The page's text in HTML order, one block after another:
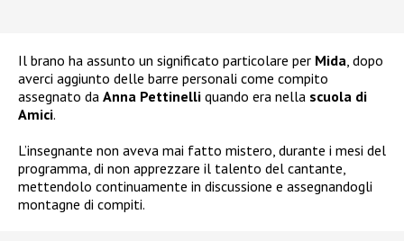
Il brano ha assunto un significato particolare per Mida , dopo
averci aggiunto delle barre personali come compito
assegnato da Anna Pettinelli quando era nella scuola di
Amici.
L’insegnante non aveva mai fatto mistero, durante i mesi del
programma, di non apprezzare il talento del cantante,
mettendolo continuamente in discussione e assegnandogli
montagne di compiti.